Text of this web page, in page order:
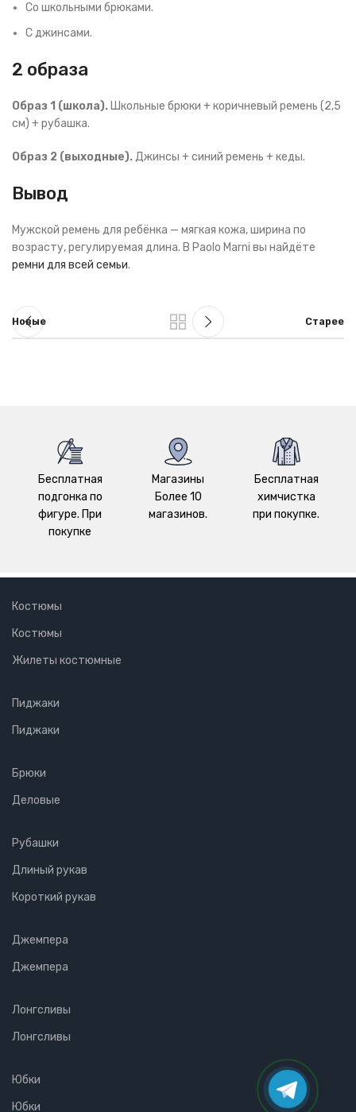
Со школьными брюками.
С джинсами.
2 образа
Образ 1 (школа). Школьные брюки + коричневый ремень (2,5
см) + рубашка.
Образ 2 (выходные). Джинсы + синий ремень + кеды.
Вывод
Мужской ремень для ребёнка — мягкая кожа, ширина по
возрасту, регулируемая длина. В Paolo Marni вы найдёте
ремни для всей семьи.
Новые Старее
Бесплатная
подгонка по
фигуре. При
покупке
Магазины
Более 10
магазинов.
Бесплатная
химчистка
при покупке.
Костюмы
Костюмы
Жилеты костюмные
Пиджаки
Пиджаки
Брюки
Деловые
Рубашки
Длиный рукав
Короткий рукав
Джемпера
Джемпера
Лонгсливы
Лонгсливы
Юбки
Юбки